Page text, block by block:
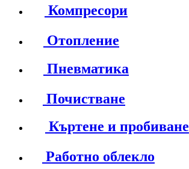
Компресори
Отопление
Пневматика
Почистване
Къртене и пробиване
Работно облекло